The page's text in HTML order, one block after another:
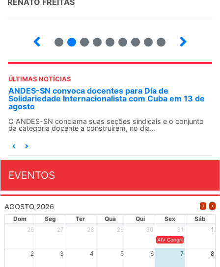
RENATO FREITAS
ÚLTIMAS NOTÍCIAS
ANDES-SN convoca docentes para Dia de
Solidariedade Internacionalista com Cuba em 13 de
agosto
O ANDES-SN conclama suas seções sindicais e o conjunto
da categoria docente a construírem, no dia...
EVENTOS
AGOSTO 2026
Dom Seg Ter Qua Qui Sex
Sáb
26
27 28 29 30 31 1
XIV Congresso Brasileiro
2 3 4 5 6 7 8